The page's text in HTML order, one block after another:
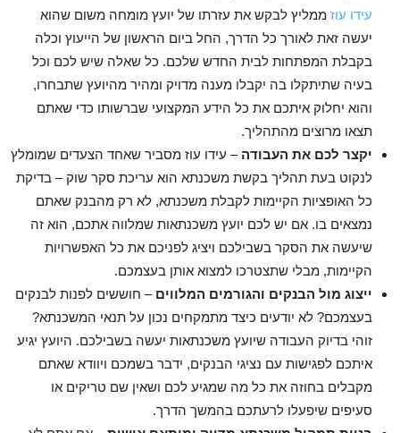
עידו עוז ממליץ לבקש את עזרתו של יועץ מומחה משום שהוא
יעשה זאת לאורך כל הדרך, החל ביום הראשון של הייעוץ וכלה
בקבלת המפתחות לבית החדש שלכם. כל שאלה שיש לכם וכל
בעיה שתיתקלו בה יקבלו מענה מדויק ומהיר מהיועץ שתבחרו,
והוא יחלוק איתכם את כל הידע המקצועי שברשותו כדי שאתם
תצאו מרוצים מהתהליך.
יקצר לכם את העבודה– עידו עוז מסביר שאחד הצעדים שמומלץ
לנקוט בעת תהליך בקשת משכנתא הוא עריכת סקר שוק – בדיקת
כל האופציות הקיימות לקבלת משכנתא, לא רק מהבנק שאתם
נמצאים בו. אם יש לכם יועץ משכנתאות שמלווה אתכם, הוא זה
שיעשה את הסקר בשבילכם ויציג לפניכם את כל האפשרויות
הקיימות, מבלי שתצטרכו למצוא אותן בעצמכם.
ייצוג מול הבנקים והגורמים המלווים– חוששים לפנות לבנקים
בעצמכם? לא יודעים כיצד מתמקחים נכון על תנאי המשכנתא?
זוהי בדיוק העבודה שיועץ משכנתאות יעשה בשבילכם. היועץ יגיע
איתכם לפגישות עם נציגי הבנקים, ידבר בשמכם ויוודא שאתם
מקבלים בחוזה את כל מה שמגיע לכם ושאין שם טריקים או
סעיפים שיפעלו לרעתכם בהמשך הדרך.